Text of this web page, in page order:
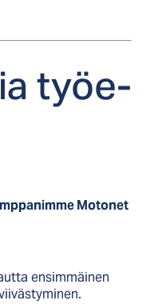
työe­
Motonet
ensimmäinen